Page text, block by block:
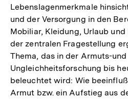
Lebenslagenmerkmale
und der Versorgung in den
Mobiliar, Kleidung, Urlaub
der zentralen Fragestellung
Thema, das in der Armuts-und
Ungleichheitsforschung bis
beleuchtet wird: Wie
Armut bzw. ein Aufstieg aus